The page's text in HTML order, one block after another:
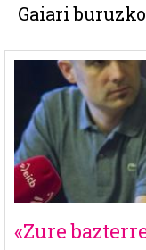
Gaiari
«Zure